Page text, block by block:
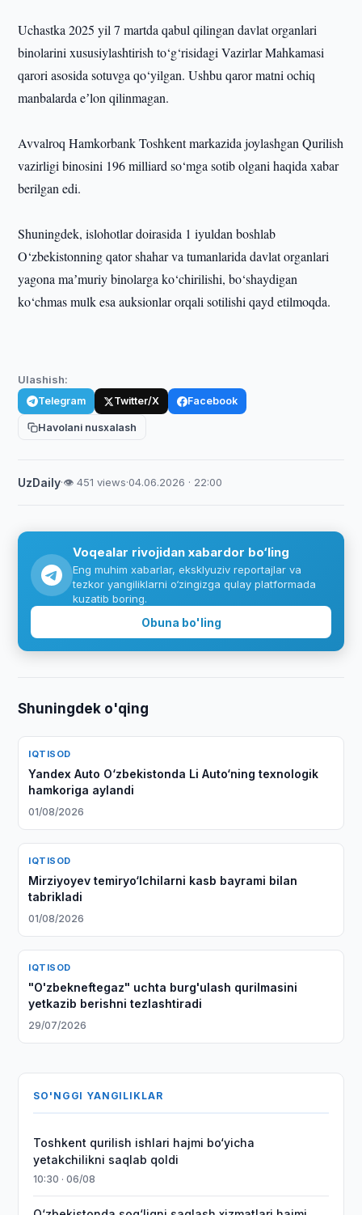
Uchastka 2025 yil 7 martda qabul qilingan davlat organlari
binolarini xususiylashtirish to‘g‘risidagi Vazirlar Mahkamasi
qarori asosida sotuvga qo‘yilgan. Ushbu qaror matni ochiq
manbalarda eʼlon qilinmagan.
Avvalroq Hamkorbank Toshkent markazida joylashgan Qurilish
vazirligi binosini 196 milliard so‘mga sotib olgani haqida xabar
berilgan edi.
Shuningdek, islohotlar doirasida 1 iyuldan boshlab
O‘zbekistonning qator shahar va tumanlarida davlat organlari
yagona maʼmuriy binolarga ko‘chirilishi, bo‘shaydigan
ko‘chmas mulk esa auksionlar orqali sotilishi qayd etilmoqda.
Ulashish:
Telegram Twitter/X Facebook
Havolani nusxalash
UzDaily·👁 451 views·04.06.2026 · 22:00
Voqealar rivojidan xabardor bo‘ling
Eng muhim xabarlar, eksklyuziv reportajlar va
tezkor yangiliklarni o‘zingizga qulay platformada
kuzatib boring.
Obuna bo'ling
Shuningdek o'qing
IQTISOD
Yandex Auto O‘zbekistonda Li Auto‘ning texnologik
hamkoriga aylandi
01/08/2026
IQTISOD
Mirziyoyev temiryo‘lchilarni kasb bayrami bilan
tabrikladi
01/08/2026
IQTISOD
"O'zbekneftegaz" uchta burg'ulash qurilmasini
yetkazib berishni tezlashtiradi
29/07/2026
SO'NGGI YANGILIKLAR
Toshkent qurilish ishlari hajmi bo‘yicha
yetakchilikni saqlab qoldi
10:30 · 06/08